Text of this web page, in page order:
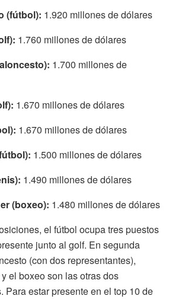
(fútbol): 1.920 millones de dólares
1.760 millones de dólares
1.700 millones de
1.670 millones de dólares
1.670 millones de dólares
1.500 millones de dólares
1.490 millones de dólares
(boxeo): 1.480 millones de dólares
el fútbol ocupa tres puestos
junto al golf. En segunda
(con dos representantes),
el boxeo son las otras dos
Para estar presente en el top 10 de